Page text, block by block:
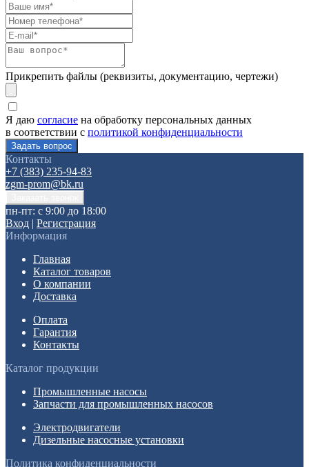
Прикрепить файлы (реквизиты, документацию, чертежи)
Я даю согласие на обработку персональных данных
в соответствии с политикой конфиденциальности
Контакты
+7 (383) 235-94-83
zgm-prom@bk.ru
пн-пт: с 9:00 до 18:00
Вход | Регистрация
Информация
Главная
Каталог товаров
О компании
Доставка
Оплата
Гарантия
Контакты
Каталог продукции
Промышленные насосы
Запчасти для промышленных насосов
Электродвигатели
Дизельные насосные установки
Политика конфиденциальности